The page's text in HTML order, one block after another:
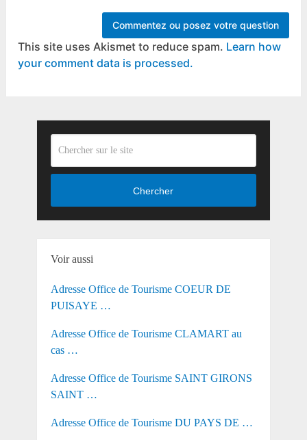
This site uses Akismet to reduce spam. Learn how
your comment data is processed.
Chercher
Voir aussi
Adresse Office de Tourisme COEUR DE
PUISAYE …
Adresse Office de Tourisme CLAMART au
cas …
Adresse Office de Tourisme SAINT GIRONS
SAINT …
Adresse Office de Tourisme DU PAYS DE …